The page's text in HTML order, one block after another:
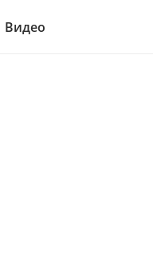
Видео